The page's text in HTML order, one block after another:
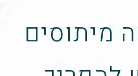
מיתוסים